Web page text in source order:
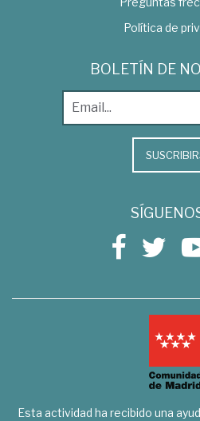
Política de
BOLETÍN DE
Esta actividad ha recibido una